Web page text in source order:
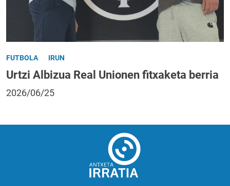
FUTBOLA IRUN
Urtzi Albizua Real Unionen fitxaketa berria
2026/06/25